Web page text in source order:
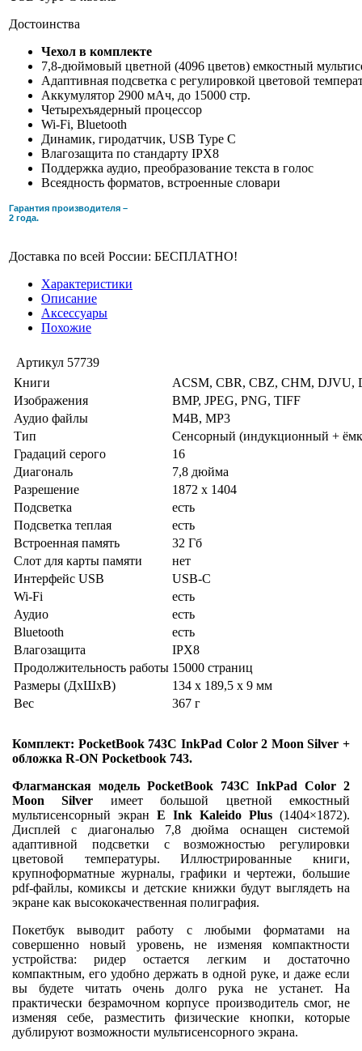
Достоинства
Чехол в комплекте
7,8-дюймовый цветной (4096 цветов) емкостный
Адаптивная подсветка c регулировкой цветовой
Аккумулятор 2900 мАч, до 15000 стр.
Четырехъядерный процессор
Wi-Fi, Bluetooth
Динамик, гиродатчик, USB Type C
Влагозащита по стандарту IPX8
Поддержка аудио, преобразование текста в голос
Всеядность форматов, встроенные словари
Гарантия производителя –
2 года.
Доставка по всей России: БЕСПЛАТНО!
Характеристики
Описание
Аксессуары
Похожие
Артикул 57739
Книги
ACSM, CBR, CBZ, CHM, DJVU,
Изображения
BMP, JPEG, PNG, TIFF
Аудио файлы
M4B, MP3
Тип
Сенсорный (индукционный +
Градаций серого
16
Диагональ
7,8 дюйма
Разрешение
1872 х 1404
Подсветка
есть
Подсветка теплая
есть
Встроенная память
32 Гб
Слот для карты памяти
нет
Интерфейс USB
USB-C
Wi-Fi
есть
Аудио
есть
Bluetooth
есть
Влагозащита
IPX8
Продолжительность работы 15000 страниц
Размеры (ДхШхВ)
134 x 189,5 x 9 мм
Вес
367 г
Комплект: PocketBook 743С InkPad Color 2 Moon Silver +
обложка R-ON Pocketbook 743.
Флагманская модель PocketBook 743С InkPad Color 2
Moon Silver имеет большой цветной емкостный
мультисенсорный экран E Ink Kaleido Plus (1404×1872).
Дисплей с диагональю 7,8 дюйма оснащен системой
адаптивной подсветки с возможностью регулировки
цветовой температуры. Иллюстрированные книги,
крупноформатные журналы, графики и чертежи, большие
pdf-файлы, комиксы и детские книжки будут выглядеть на
экране как высококачественная полиграфия.
Покетбук выводит работу с любыми форматами на
совершенно новый уровень, не изменяя компактности
устройства: ридер остается легким и достаточно
компактным, его удобно держать в одной руке, и даже если
вы будете читать очень долго рука не устанет. На
практически безрамочном корпусе производитель смог, не
изменяя себе, разместить физические кнопки, которые
дублируют возможности мультисенсорного экрана.